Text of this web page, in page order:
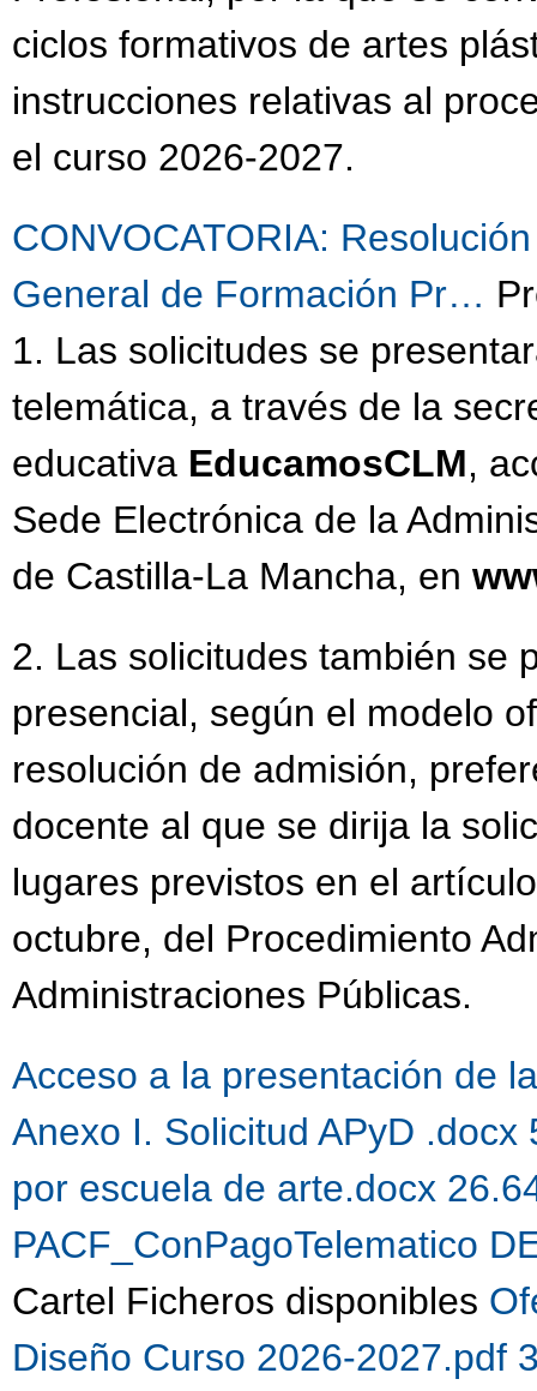
ciclos formativos de artes
instrucciones relativas al
el curso 2026-2027.
CONVOCATORIA:
General de Formación Pr…
1. Las solicitudes se
telemática, a través de la
educativa EducamosCLM,
Sede Electrónica de la
de Castilla-La Mancha, en
2. Las solicitudes también se
presencial, según el modelo
resolución de admisión,
docente al que se dirija la
lugares previstos en el
octubre, del Procedimiento
Administraciones Públicas.
Acceso a la presentación de
Anexo I. Solicitud APyD .docx
por escuela de arte.docx
PACF_ConPagoTelematico
Cartel Ficheros disponibles
Diseño Curso 2026-2027.pdf